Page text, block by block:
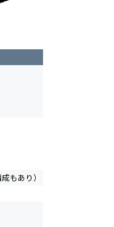
もあり）